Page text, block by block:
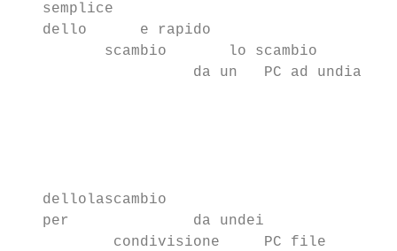
   semplice
   dello      e rapido
          scambio       lo scambio
da un   PC ad
   dellolascambio
   per              da undei
           condivisione     PC file